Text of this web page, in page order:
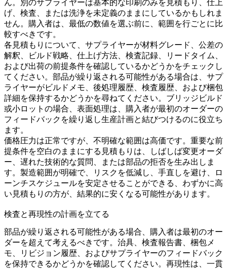
ん。別のサプライヤーは基本的な印刷のみを見積もり、仕上
げ、検査、または洗浄を未定義のままにしているかもしれま
せん。購入者は、最低の数値を選ぶ前に、範囲を行ごとに比
較すべきです。
各見積もりについて、サプライヤーが材料グレード、公差の
解釈、ビルド戦略、仕上げ方法、検査記録、リードタイム、
および出荷の前提条件を確認しているかどうかをチェックし
てください。部品が繰り返される可能性がある場合は、サプ
ライヤーがビルドメモ、後処理履歴、検査履歴、および梱包
詳細を保持するかどうかを尋ねてください。ブリッジビルド
或小ロットの場合、 表面処理は、購入者が最初のオーダーの
フィードバックを繰り返し生産計画と結びつけるのに役立ち
ます。
価格圧力は正常ですが、不明確な範囲は高価です。重要な前
提条件を空白のままにする見積もりは、しばしば変更オーダ
ー、遅れた技術的な質問、または部品の拒否を生み出しま
す。製造範囲が明確で、リスクを低減し、手直しを避け、ロ
ーンチスケジュールを安定させることができる、わずかに高
い見積もりの方が、結果的に安くなる可能性があります。
検査と再現性の計画を立てる
部品が繰り返される可能性がある場合、購入者は最初のオー
ダーを超えて考えるべきです。治具、検査報告書、梱包メ
モ、リビジョン履歴、およびサプライヤーのフィードバック
を保持できるかどうかを確認してください。再現性は、一貫